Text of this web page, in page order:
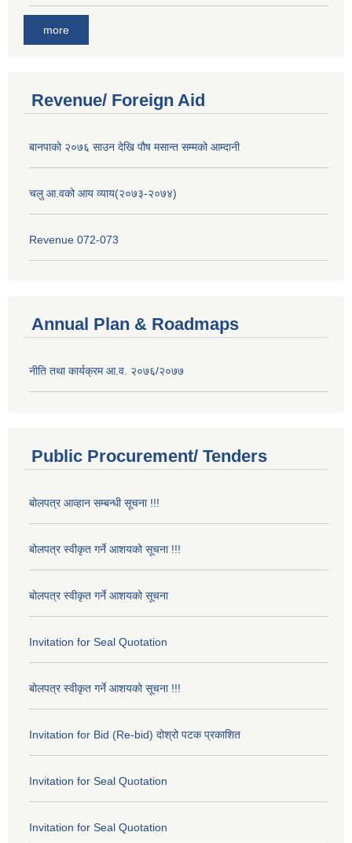
more
Revenue/ Foreign Aid
बानपाको २०७६ साउन देखि पौष मसान्त सम्मको आम्दानी
चलु आ.वको आय व्याय(२०७३-२०७४)
Revenue 072-073
Annual Plan & Roadmaps
नीति तथा कार्यक्रम आ.व. २०७६/२०७७
Public Procurement/ Tenders
बोलपत्र आव्हान सम्बन्धी सूचना !!!
बोलपत्र स्वीकृत गर्ने आशयको सूचना !!!
बोलपत्र स्वीकृत गर्ने आशयको सूचना
Invitation for Seal Quotation
बोलपत्र स्वीकृत गर्ने आशयको सूचना !!!
Invitation for Bid (Re-bid) दोश्रो पटक प्रकाशित
Invitation for Seal Quotation
Invitation for Seal Quotation